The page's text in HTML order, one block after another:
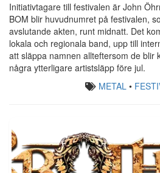
Initiativtagare till festivalen är John
BOM blir huvudnumret på festivalen,
avslutande akten, runt midnatt. Det
lokala och regionala band, upp till
att släppa namnen allteftersom de blir
några ytterligare artistsläpp före jul.
METAL •